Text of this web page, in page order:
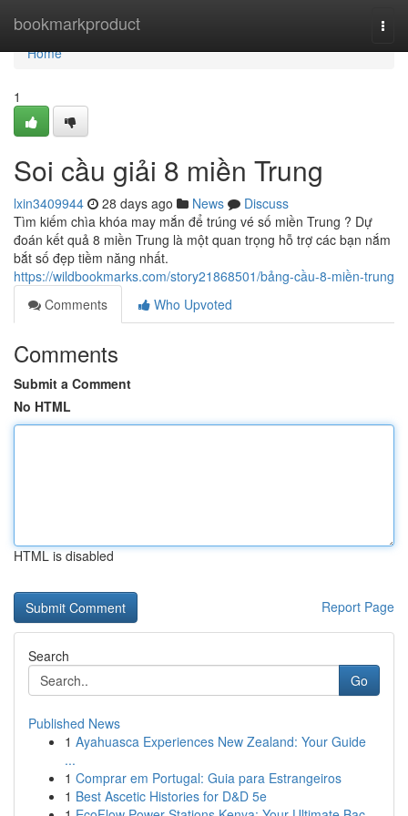
bookmarkproduct
Home
Home
1
Soi cầu giải 8 miền Trung
lxin3409944 28 days ago News
Discuss
Tìm kiếm chìa khóa may mắn để trúng vé số miền Trung ? Dự
đoán kết quả 8 miền Trung là một quan trọng hỗ trợ các bạn nắm
bắt số đẹp tiềm năng nhất.
https://wildbookmarks.com/story21868501/bảng-cầu-8-miền-trung
Comments
Who Upvoted
Comments
Submit a Comment
No HTML
HTML is disabled
Report Page
Search
Go
Published News
1 Ayahuasca Experiences New Zealand: Your Guide
...
1 Comprar em Portugal: Guia para Estrangeiros
1 Best Ascetic Histories for D&D 5e